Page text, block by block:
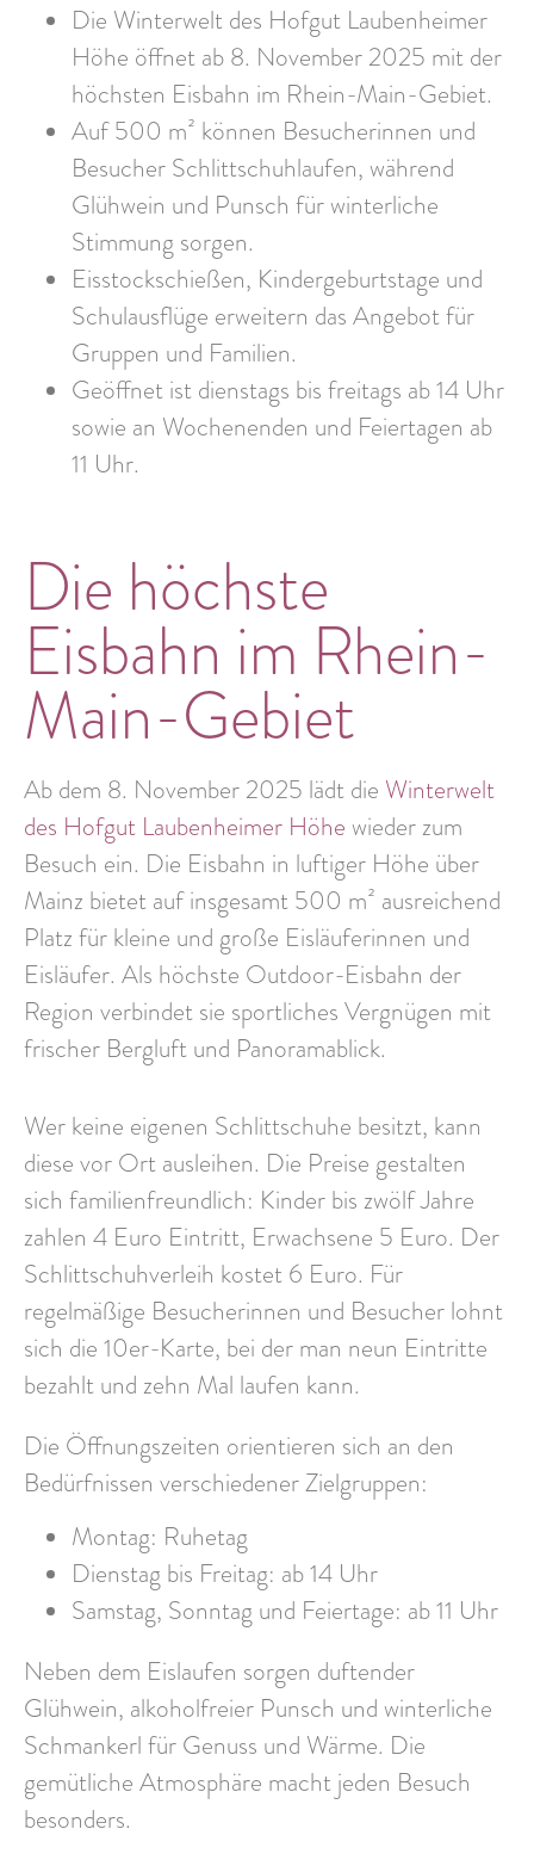
Die Winterwelt des Hofgut Laubenheimer
Höhe öffnet ab 8. November 2025 mit der
höchsten Eisbahn im Rhein-Main-Gebiet.
Auf 500 m² können Besucherinnen und
Besucher Schlittschuhlaufen, während
Glühwein und Punsch für winterliche
Stimmung sorgen.
Eisstockschießen, Kindergeburtstage und
Schulausflüge erweitern das Angebot für
Gruppen und Familien.
Geöffnet ist dienstags bis freitags ab 14 Uhr
sowie an Wochenenden und Feiertagen ab
11 Uhr.
Die höchste
Eisbahn im Rhein-
Main-Gebiet
Ab dem 8. November 2025 lädt die Winterwelt
des Hofgut Laubenheimer Höhe wieder zum
Besuch ein. Die Eisbahn in luftiger Höhe über
Mainz bietet aufinsgesamt 500 m² ausreichend
Platz für kleine und große Eisläuferinnen und
Eisläufer. Als höchste Outdoor-Eisbahn der
Region verbindet sie sportliches Vergnügen mit
frischer Bergluft und Panoramablick.
Wer keine eigenen Schlittschuhe besitzt, kann
diese vor Ort ausleihen. Die Preise gestalten
sich familienfreundlich: Kinder bis zwölf Jahre
zahlen 4 Euro Eintritt, Erwachsene 5 Euro. Der
Schlittschuhverleih kostet 6 Euro. Für
regelmäßige Besucherinnen und Besucher lohnt
sich die 10er-Karte, bei der man neun Eintritte
bezahlt und zehn Mal laufen kann.
Die Öffnungszeiten orientieren sich an den
Bedürfnissen verschiedener Zielgruppen:
Montag: Ruhetag
Dienstag bis Freitag: ab 14 Uhr
Samstag, Sonntag und Feiertage: ab 11 Uhr
Neben dem Eislaufen sorgen duftender
Glühwein, alkoholfreier Punsch und winterliche
Schmankerl für Genuss und Wärme. Die
gemütliche Atmosphäre macht jeden Besuch
besonders.